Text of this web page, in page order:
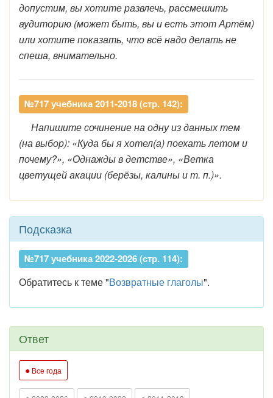
допустим, вы хотите развлечь, рассмешить
аудиторию (может быть, вы и есть этот Артём)
или хотите показать, что всё надо делать не
спеша, внимательно.
№717 учебника 2011-2018 (стр. 142):
Напишите сочинение на одну из данных тем
(на выбор): «Куда бы я хотел(а) поехать летом и
почему?», «Однажды в детстве», «Ветка
цветущей акации (берёзы, калины и т. п.)».
Подсказка
№717 учебника 2022-2026 (стр. 114):
Обратитесь к теме "Возвратные глаголы".
Ответ
● Все года